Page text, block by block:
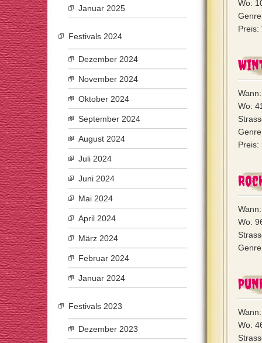
Wo:
Preis:
Wo:
Preis:
Wo:
Wo:
Januar 2025
Festivals 2024
Dezember 2024
November 2024
Oktober 2024
September 2024
August 2024
Juli 2024
Juni 2024
Mai 2024
April 2024
März 2024
Februar 2024
Januar 2024
Festivals 2023
Dezember 2023